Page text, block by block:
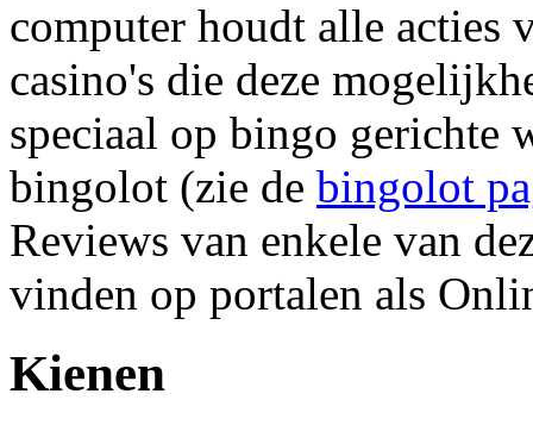
computer houdt alle
casino's die deze
speciaal op bingo gerichte
bingolot (zie de bingolot
Reviews van enkele van
vinden op portalen als
Kienen